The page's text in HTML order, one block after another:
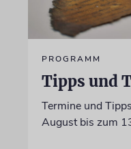
PROGRAMM
Tipps und
Termine und
August bis zum